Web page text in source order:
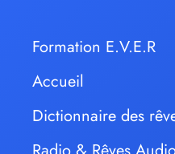
Formation E.V.E.R
Accueil
Dictionnaire des